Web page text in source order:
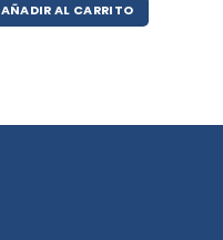
AÑADIR AL CARRITO